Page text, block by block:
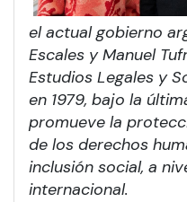
el actual gobierno
Escales y Manuel
Estudios Legales y
en 1979, bajo la
promueve la
de los derechos
inclusión social, a
internacional.